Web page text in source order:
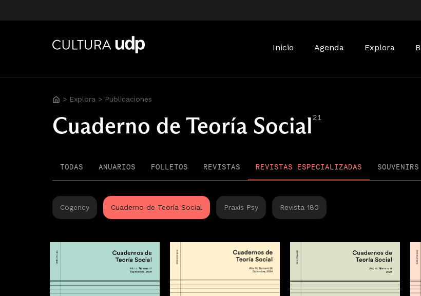
Inicio Agenda Explora
> Explora > Publicaciones
Cuaderno de Teoría Social 21
TODAS ANUARIOS FOLLETOS REVISTAS REVISTAS ESPECIALIZADAS SOUVENIRS
Cogency Cuaderno de Teoría Social Praxis Psy Revista 180